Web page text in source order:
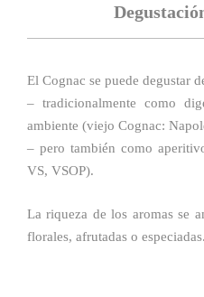
El Cognac se puede degustar
– tradicionalmente como
ambiente (viejo Cognac:
– pero también como
VS, VSOP).
La riqueza de los aromas se
florales, afrutadas o especiadas.